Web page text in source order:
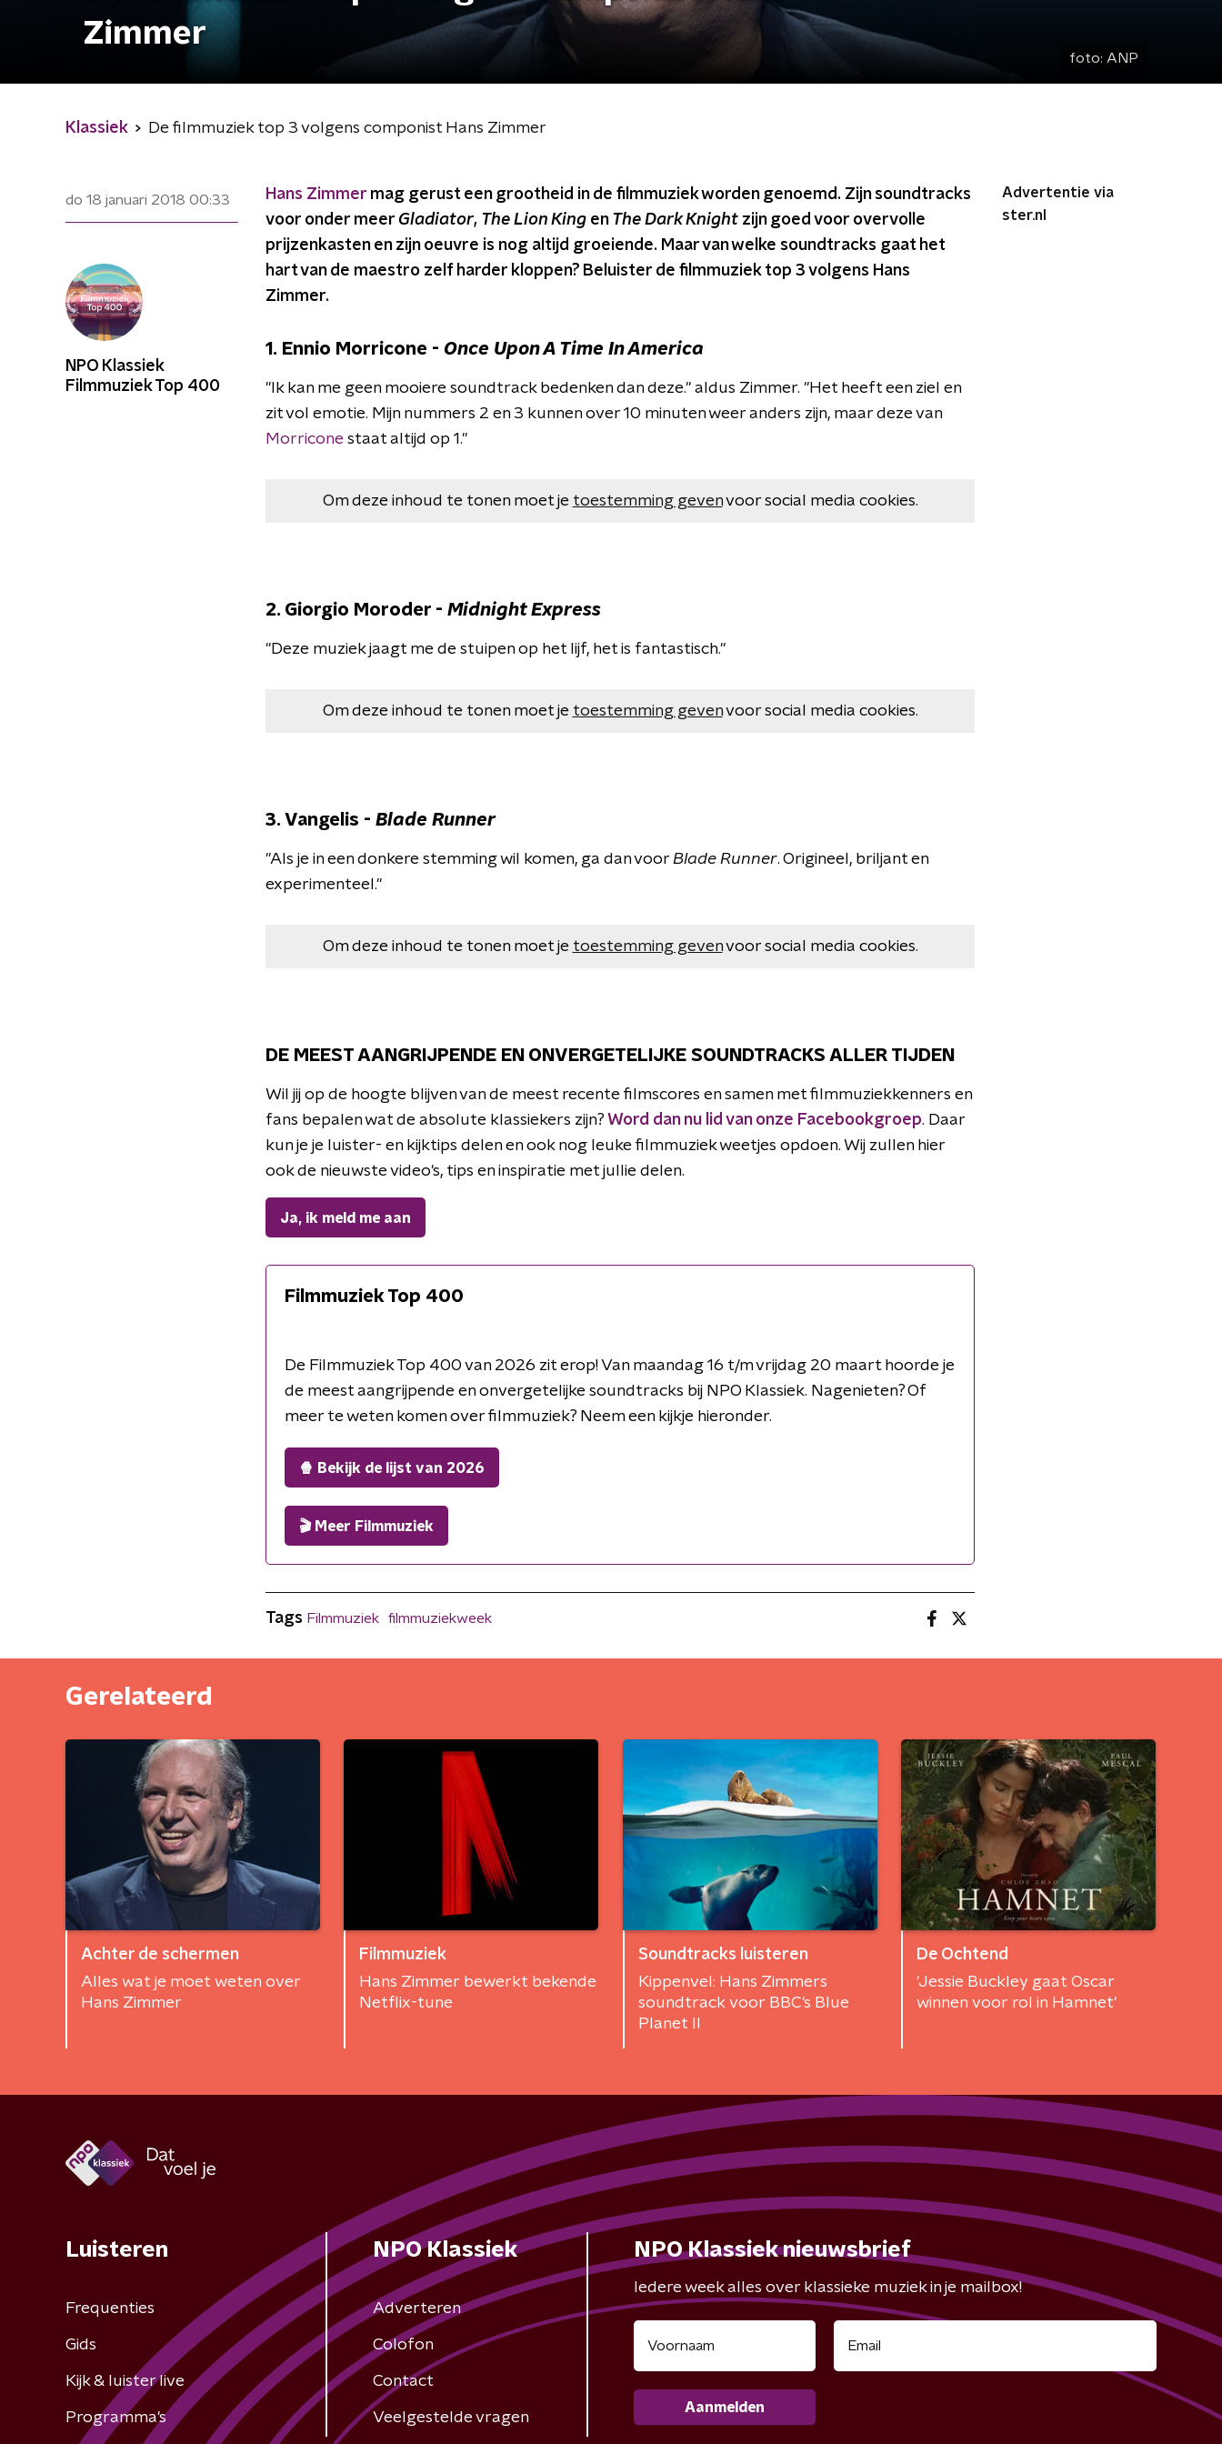
Zimmer
foto: ANP
Klassiek De filmmuziek top 3 volgens componist Hans Zimmer
do 18 januari 2018 00:33 Hans Zimmer mag gerust een grootheid in de filmmuziek worden genoemd. Zijn soundtracks
voor onder meer Gladiator, The Lion King en The Dark Knight zijn goed voor overvolle
prijzenkasten en zijn oeuvre is nog altijd groeiende. Maar van welke soundtracks gaat het
hart van de maestro zelf harder kloppen? Beluister de filmmuziek top 3 volgens Hans
Zimmer.
1 . Ennio Morricone - Once Upon A Time In America
"Ik kan me geen mooiere soundtrack bedenken dan deze." aldus Zimmer. "Het heeft een ziel en
zit vol emotie. Mijn nummers 2 en 3 kunnen over 10 minuten weer anders zijn, maar deze van
Morricone staat altijd op 1."
Om deze inhoud te tonen moet je toestemming gevenvoor social media cookies.
2. Giorgio Moroder - Midnight Express
"Deze muziek jaagt me de stuipen op het lijf, het is fantastisch."
Om deze inhoud te tonen moet je toestemming gevenvoor social media cookies.
3. Vangelis - Blade Runner
"Als je in een donkere stemming wil komen, ga dan voorBlade Runner. Origineel, briljant en
experimenteel."
Om deze inhoud te tonen moet je toestemming gevenvoor social media cookies.
DE MEEST AANGRIJPENDE EN ONVERGETELIJKE SOUNDTRACKS ALLER TIJDEN
Wil jij op de hoogte blijven van de meest recente filmscores en samen met filmmuziekkenners en
fans bepalen wat de absolute klassiekers zijn? Word dan nu lid van onze Facebookgroep. Daar
kun je je luister- en kijktips delen en ook nog leuke filmmuziek weetjes opdoen. Wij zullen hier
ook de nieuwste video's, tips en inspiratie met jullie delen.
Ja, ik meld me aan
Filmmuziek Top 400
De Filmmuziek Top 400 van 2026 zit erop! Van maandag 16 t/m vrijdag 20 maart hoorde je
de meest aangrijpende en onvergetelijke soundtracks bij NPO Klassiek. Nagenieten? Of
meer te weten komen over filmmuziek? Neem een kijkje hieronder.
🍿 Bekijk de lijst van 2026
🎬 Meer Filmmuziek
Advertentie via
ster.nl
NPO Klassiek
Filmmuziek Top 400
Tags Filmmuziek filmmuziekweek
Gerelateerd
Achter de schermen
Alles wat je moet weten over
Hans Zimmer
Filmmuziek
Hans Zimmer bewerkt bekende
Netflix-tune
Soundtracks luisteren
Kippenvel: Hans Zimmers
soundtrack voor BBC's Blue
Planet II
De Ochtend
'Jessie Buckley gaat Oscar
winnen voor rol in Hamnet'
Luisteren
Frequenties
Gids
Kijk & luister live
Programma's
NPO Klassiek
Adverteren
Colofon
Contact
Veelgestelde vragen
NPO Klassiek nieuwsbrief
Iedere week alles over klassieke muziek in je mailbox!
Aanmelden